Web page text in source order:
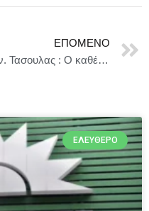
ΕΠΌΜΕΝΟ
Αν. Τασουλας : Ο καθένας και η καθεμία τη νιώθουν βαθύτατα, ως παρηγοριά, ενθάρρυνση και στήριγμα στη ζωή τους
ΕΛΕΎΘΕΡΟ